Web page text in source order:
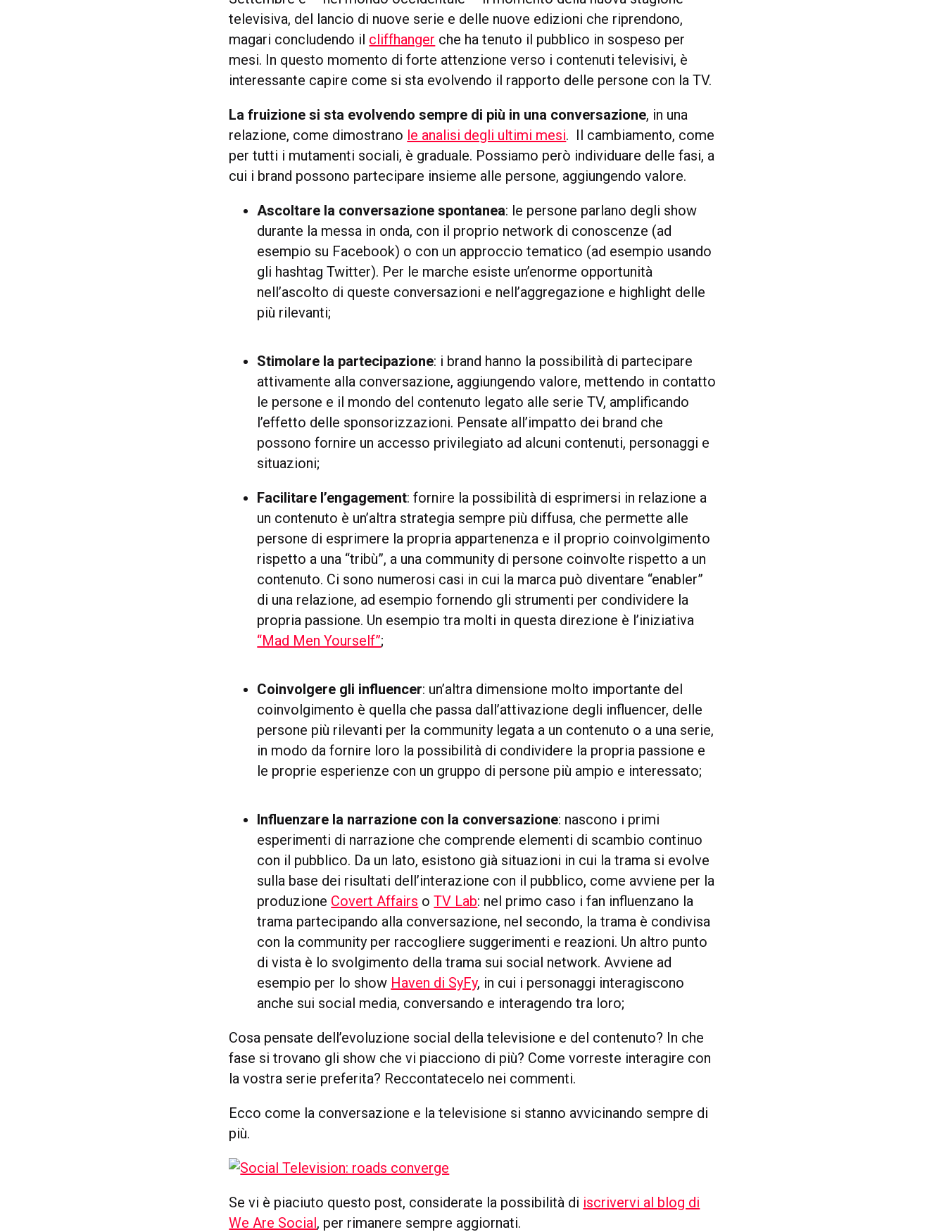
televisiva, del lancio di nuove serie e delle nuove edizioni che riprendono,
magari concludendo il cliffhanger che ha tenuto il pubblico in sospeso per
mesi. In questo momento di forte attenzione verso i contenuti televisivi, è
interessante capire come si sta evolvendo il rapporto delle persone con la TV.
La fruizione si sta evolvendo sempre di più in una conversazione, in una
relazione, come dimostrano le analisi degli ultimi mesi. Il cambiamento, come
per tutti i mutamenti sociali, è graduale. Possiamo però individuare delle fasi, a
cui i brand possono partecipare insieme alle persone, aggiungendo valore.
Ascoltare la conversazione spontanea: le persone parlano degli show
durante la messa in onda, con il proprio network di conoscenze (ad
esempio su Facebook) o con un approccio tematico (ad esempio usando
gli hashtag Twitter). Per le marche esiste un’enorme opportunità
nell’ascolto di queste conversazioni e nell’aggregazione e highlight delle
più rilevanti;
Stimolare la partecipazione: i brand hanno la possibilità di partecipare
attivamente alla conversazione, aggiungendo valore, mettendo in contatto
le persone e il mondo del contenuto legato alle serie TV, amplificando
l’effetto delle sponsorizzazioni. Pensate all’impatto dei brand che
possono fornire un accesso privilegiato ad alcuni contenuti, personaggi e
situazioni;
Facilitare l’engagement: fornire la possibilità di esprimersi in relazione a
un contenuto è un’altra strategia sempre più diffusa, che permette alle
persone di esprimere la propria appartenenza e il proprio coinvolgimento
rispetto a una “tribù”, a una community di persone coinvolte rispetto a un
contenuto. Ci sono numerosi casi in cui la marca può diventare “enabler”
di una relazione, ad esempio fornendo gli strumenti per condividere la
propria passione. Un esempio tra molti in questa direzione è l’iniziativa
“Mad Men Yourself”;
Coinvolgere gli influencer: un’altra dimensione molto importante del
coinvolgimento è quella che passa dall’attivazione degli influencer, delle
persone più rilevanti per la community legata a un contenuto o a una serie,
in modo da fornire loro la possibilità di condividere la propria passione e
le proprie esperienze con un gruppo di persone più ampio e interessato;
Influenzare la narrazione con la conversazione: nascono i primi
esperimenti di narrazione che comprende elementi di scambio continuo
con il pubblico. Da un lato, esistono già situazioni in cui la trama si evolve
sulla base dei risultati dell’interazione con il pubblico, come avviene per la
produzione Covert Affairs oTV Lab: nel primo caso i fan influenzano la
trama partecipando alla conversazione, nel secondo, la trama è condivisa
con la community per raccogliere suggerimenti e reazioni. Un altro punto
di vista è lo svolgimento della trama sui social network. Avviene ad
esempio per lo show Haven di SyFy, in cui i personaggi interagiscono
anche sui social media, conversando e interagendo tra loro;
Cosa pensate dell’evoluzione social della televisione e del contenuto? In che
fase si trovano gli show che vi piacciono di più? Come vorreste interagire con
la vostra serie preferita? Reccontatecelo nei commenti.
Ecco come la conversazione e la televisione si stanno avvicinando sempre di
più.
Se vi è piaciuto questo post, considerate la possibilità di iscrivervi al blog di
We Are Social, per rimanere sempre aggiornati.